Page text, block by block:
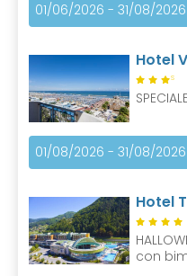
01/06/2026 - 31/08/2026
Hotel
S
01/08/2026 - 31/08/2026
Hotel
con